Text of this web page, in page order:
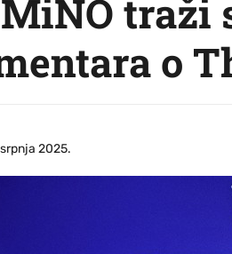
traži
o
2025.